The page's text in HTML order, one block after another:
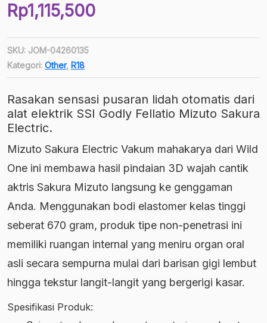
Rp1,115,500
SKU: JOM-04260135
Kategori: Other, R18
Rasakan sensasi pusaran lidah otomatis dari
alat elektrik SSI Godly Fellatio Mizuto Sakura
Electric.
Mizuto Sakura Electric Vakum mahakarya dari Wild
One ini membawa hasil pindaian 3D wajah cantik
aktris Sakura Mizuto langsung ke genggaman
Anda. Menggunakan bodi elastomer kelas tinggi
seberat 670 gram, produk tipe non-penetrasi ini
memiliki ruangan internal yang meniru organ oral
asli secara sempurna mulai dari barisan gigi lembut
hingga tekstur langit-langit yang bergerigi kasar.
Spesifikasi Produk: